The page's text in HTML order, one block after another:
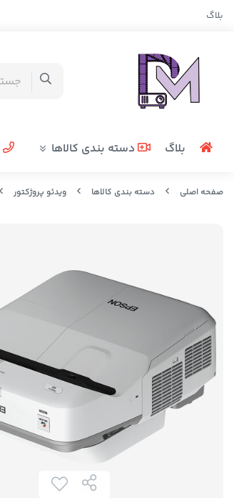
بلاگ
بلاگ دسته بندی کالاها
صفحه اصلی دسته بندی کالاها ویدئو پروژکتور